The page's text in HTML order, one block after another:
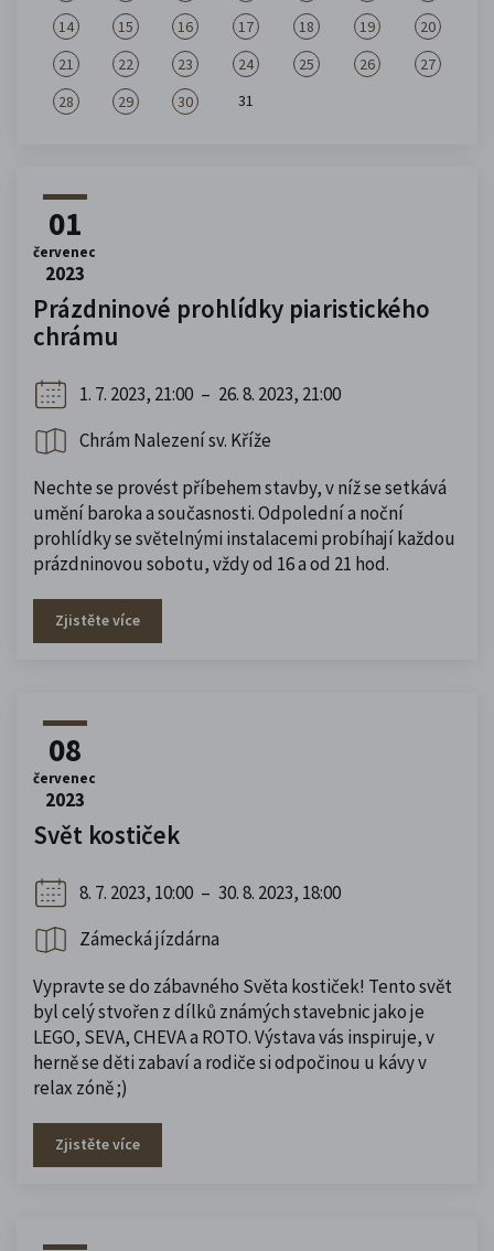
14
15 16 17 18 19
20
21
22 23 24 25 26
27
28
29 30 31
01
červenec
2023
Prázdninové prohlídky piaristického
chrámu
1. 7. 2023, 21:00 – 26. 8. 2023, 21:00
Chrám Nalezení sv. Kříže
Nechte se provést příbehem stavby, v níž se setkává
umění baroka a současnosti. Odpolední a noční
prohlídky se světelnými instalacemi probíhají každou
prázdninovou sobotu, vždy od 16 a od 21 hod.
Zjistěte více
08
červenec
2023
Svět kostiček
8. 7. 2023, 10:00 – 30. 8. 2023, 18:00
Zámecká jízdárna
Vypravte se do zábavného Světa kostiček! Tento svět
byl celý stvořen z dílků známých stavebnic jako je
LEGO, SEVA, CHEVA a ROTO. Výstava vás inspiruje, v
herně se děti zabaví a rodiče si odpočinou u kávy v
relax zóně ;)
Zjistěte více